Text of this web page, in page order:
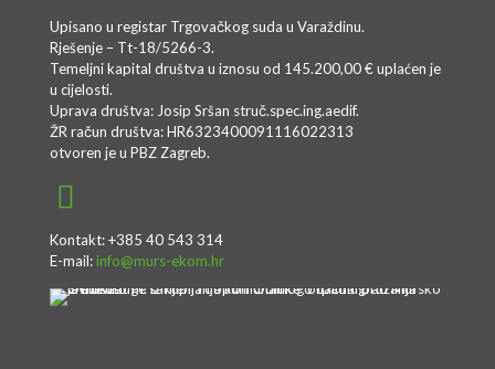
Upisano u registar Trgovačkog suda u Varaždinu.
Rješenje – Tt-18/5266-3.
Temeljni kapital društva u iznosu od 145.200,00 € uplaćen je
u cijelosti.
Uprava društva: Josip Sršan struč.spec.ing.aedif.
ŽR račun društva: HR6323400091116022313
otvoren je u PBZ Zagreb.
Kontakt: +385 40 543 314
E-mail: info@murs-ekom.hr